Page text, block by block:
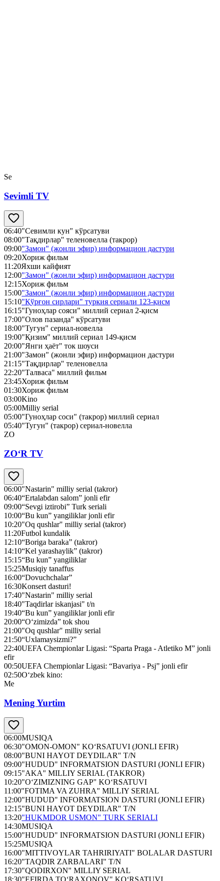
Se
Sevimli TV
06:40"Севимли кун" кўрсатуви
08:00"Тақдирлар" теленовелла (такрор)
09:00"Замон" (жонли эфир) информацион дастури
09:20Хориж фильм
11:20Яхши кайфият
12:00"Замон" (жонли эфир) информацион дастури
12:15Хориж фильм
15:00"Замон" (жонли эфир) информацион дастури
15:10"Қўрғон сирлари" туркия сериали 123-қисм
16:15"Гуноҳлар сояси" миллий сериал 2-қисм
17:00"Олов пазанда" кўрсатуви
18:00"Тугун" сериал-новелла
19:00"Қизим" миллий сериал 149-қисм
20:00"Янги ҳаёт" ток шоуси
21:00"Замон" (жонли эфир) информацион дастури
21:15"Тақдирлар" теленовелла
22:20"Талваса" миллий фильм
23:45Хориж фильм
01:30Хориж фильм
03:00Kino
05:00Milliy serial
05:00"Гуноҳлар соси" (такрор) миллий сериал
05:40"Тугун" (такрор) сериал-новелла
ZO
ZO‘R TV
06:00"Nastarin" milliy serial (takror)
06:40“Ertalabdan salom” jonli efir
09:00“Sevgi iztirobi” Turk seriali
10:00“Bu kun” yangiliklar jonli efir
10:20"Oq qushlar" milliy serial (takror)
11:20Futbol kundalik
12:10“Boriga baraka” (takror)
14:10“Kel yarashaylik” (takror)
15:15“Bu kun” yangiliklar
15:25Musiqiy tanaffus
16:00“Dovuchchalar”
16:30Konsert dasturi!
17:40"Nastarin" milliy serial
18:40"Taqdirlar iskanjasi" t/n
19:40“Bu kun” yangiliklar jonli efir
20:00“O‘zimizda” tok shou
21:00"Oq qushlar" milliy serial
21:50“Uxlamaysizmi?”
22:40UEFA Chempionlar Ligasi: “Sparta Praga - Atletiko M” jonli
efir
00:50UEFA Chempionlar Ligasi: “Bavariya - Psj” jonli efir
02:50O‘zbek kino:
Me
Mening Yurtim
06:00MUSIQA
06:30"OMON-OMON" KO‘RSATUVI (JONLI EFIR)
08:00"BUNI HAYOT DEYDILAR" T/N
09:00"HUDUD" INFORMATSION DASTURI (JONLI EFIR)
09:15"AKA" MILLIY SERIAL (TAKROR)
10:20"O‘ZIMIZNING GAP" KO‘RSATUVI
11:00"FOTIMA VA ZUHRA" MILLIY SERIAL
12:00"HUDUD" INFORMATSION DASTURI (JONLI EFIR)
12:15"BUNI HAYOT DEYDILAR" T/N
13:20"HUKMDOR USMON" TURK SERIALI
14:30MUSIQA
15:00"HUDUD" INFORMATSION DASTURI (JONLI EFIR)
15:25MUSIQA
16:00"MITTIVOYLAR TAHRIRIYATI" BOLALAR DASTURI
16:20"TAQDIR ZARBALARI" T/N
17:30"QODIRXON" MILLIY SERIAL